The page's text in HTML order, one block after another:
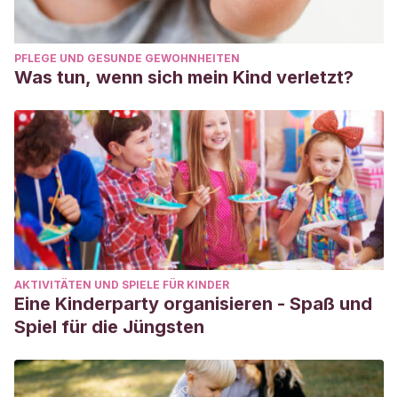
PFLEGE UND GESUNDE GEWOHNHEITEN
Was tun, wenn sich mein Kind verletzt?
AKTIVITÄTEN UND SPIELE FÜR KINDER
Eine Kinderparty organisieren - Spaß und
Spiel für die Jüngsten